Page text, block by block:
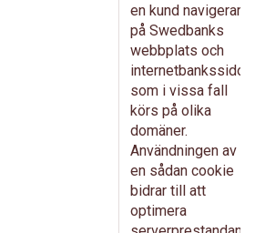
en kund navigerar
på Swedbanks
webbplats och
internetbankssidor,
som i vissa fall
körs på olika
domäner.
Användningen av
en sådan cookie
bidrar till att
optimera